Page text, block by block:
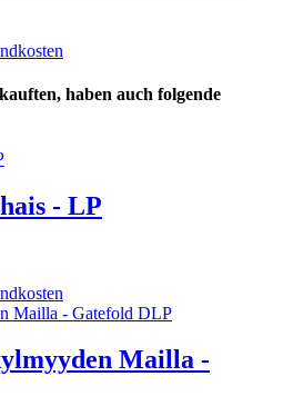
haben auch folgende
- LP
Mailla -